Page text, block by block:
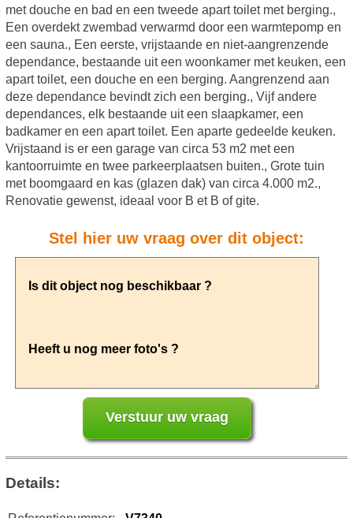
met douche en bad en een tweede apart toilet met berging.,
Een overdekt zwembad verwarmd door een warmtepomp en
een sauna., Een eerste, vrijstaande en niet-aangrenzende
dependance, bestaande uit een woonkamer met keuken, een
apart toilet, een douche en een berging. Aangrenzend aan
deze dependance bevindt zich een berging., Vijf andere
dependances, elk bestaande uit een slaapkamer, een
badkamer en een apart toilet. Een aparte gedeelde keuken.
Vrijstaand is er een garage van circa 53 m2 met een
kantoorruimte en twee parkeerplaatsen buiten., Grote tuin
met boomgaard en kas (glazen dak) van circa 4.000 m2.,
Renovatie gewenst, ideaal voor B et B of gite.
Stel hier uw vraag over dit object:
Details: